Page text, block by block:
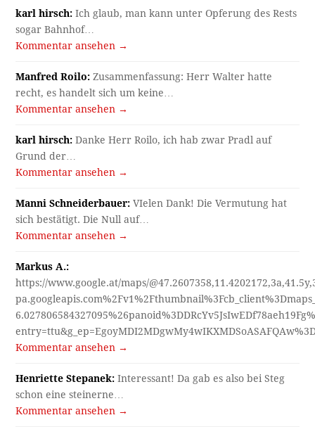
karl hirsch: Ich glaub, man kann unter Opferung des Rests
sogar Bahnhof…
Kommentar ansehen →
Manfred Roilo: Zusammenfassung: Herr Walter hatte
recht, es handelt sich um keine…
Kommentar ansehen →
karl hirsch: Danke Herr Roilo, ich hab zwar Pradl auf
Grund der…
Kommentar ansehen →
Manni Schneiderbauer: VIelen Dank! Die Vermutung hat
sich bestätigt. Die Null auf…
Kommentar ansehen →
Markus A.:
https://www.google.at/maps/
Kommentar ansehen →
Henriette Stepanek: Interessant! Da gab es also bei Steg
schon eine steinerne…
Kommentar ansehen →